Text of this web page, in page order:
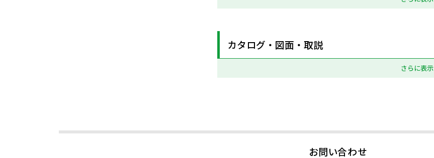
カタログ・図面・取説
さらに表示
お問い合わせ